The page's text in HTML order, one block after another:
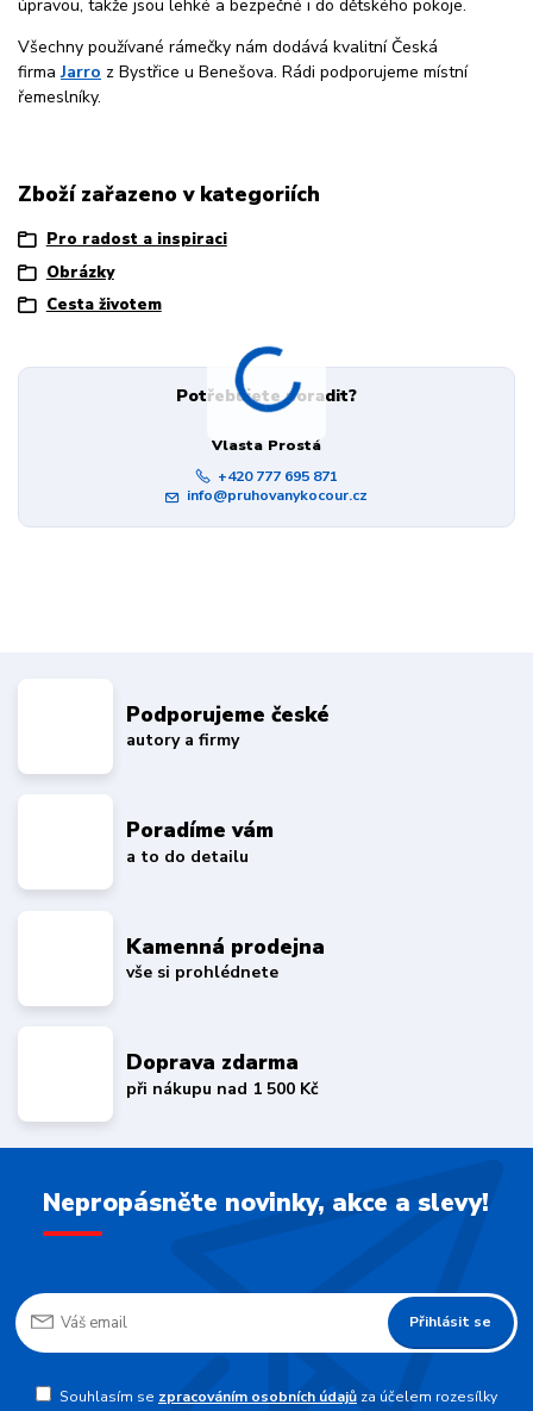
úpravou, takže jsou lehké a bezpečné i do dětského pokoje.
Všechny používané rámečky nám dodává kvalitní Česká
firmaJarro z Bystřice u Benešova. Rádi podporujeme místní
řemeslníky.
Zboží zařazeno v kategoriích
Pro radost a inspiraci
Obrázky
Cesta životem
Potřebujete poradit?
Vlasta Prostá
+420 777 695 871
info@pruhovanykocour.cz
Podporujeme české
autory a firmy
Poradíme vám
a to do detailu
Kamenná prodejna
vše si prohlédnete
Doprava zdarma
při nákupu nad 1 500 Kč
Nepropásněte novinky, akce a slevy!
Přihlásit se
Souhlasím se zpracováním osobních údajůza účelem rozesílky